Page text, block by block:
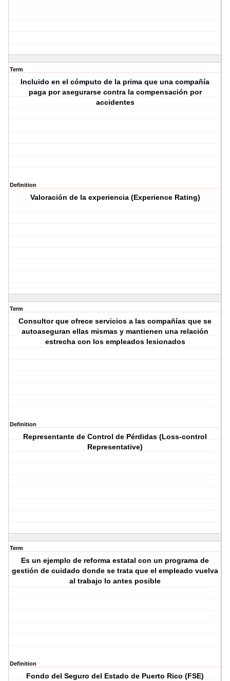
Term
Incluido en el cómputo de la prima que una compañía
paga por asegurarse contra la compensación por
accidentes
Definition
Valoración de la experiencia (Experience Rating)
Term
Consultor que ofrece servicios a las compañías que se
autoaseguran ellas mismas y mantienen una relación
estrecha con los empleados lesionados
Definition
Representante de Control de Pérdidas (Loss-control
Representative)
Term
Es un ejemplo de reforma estatal con un programa de
gestión de cuidado donde se trata que el empleado vuelva
al trabajo lo antes posible
Definition
Fondo del Seguro del Estado de Puerto Rico (FSE)